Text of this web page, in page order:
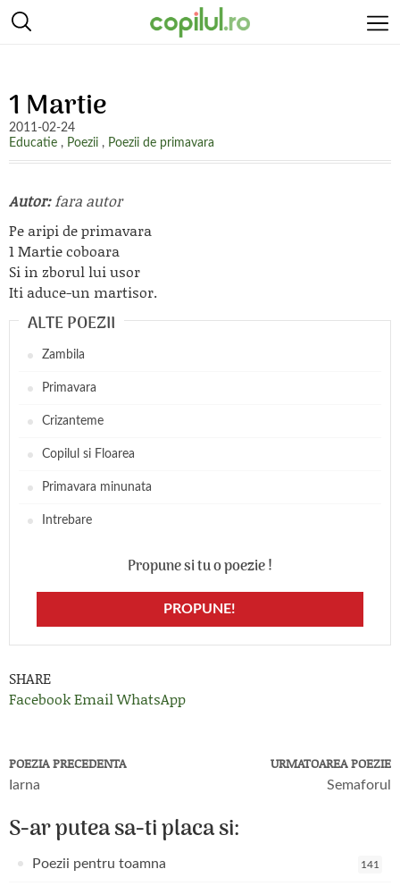
1 Martie
2011-02-24
Educatie , Poezii , Poezii de primavara
Autor:fara autor
Pe aripi de primavara
1 Martie coboara
Si in zborul lui usor
Iti aduce-un martisor.
ALTE POEZII
Zambila
Primavara
Crizanteme
Copilul si Floarea
Primavara minunata
Intrebare
Propune si tu o poezie !
PROPUNE!
SHARE
FacebookEmailWhatsApp
POEZIA PRECEDENTA
Iarna
URMATOAREA POEZIE
Semaforul
S-ar putea sa-ti placa si:
Poezii pentru toamna 141